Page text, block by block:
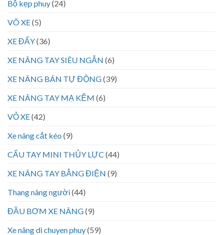
Bộ kẹp phuy(24)
VÕ XE(5)
XE ĐẨY(36)
XE NÂNG TAY SIÊU NGẮN (6)
XE NÂNG BÁN TỰ ĐỘNG(39)
XE NÂNG TAY MẠ KẼM (6)
VỎ XE(42)
Xe nâng cắt kéo (9)
CẨU TAY MINI THỦY LỰC (44)
XE NÂNG TAY BẰNG ĐIỆN (9)
Thang nâng người(44)
ĐẦU BƠM XE NÂNG(9)
Xe nâng di chuyen phuy(59)